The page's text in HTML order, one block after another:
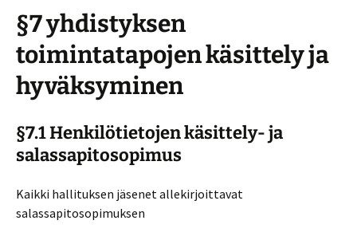
§7 yhdistyksen
toimintatapojen käsittely ja
hyväksyminen
§7.1 Henkilötietojen käsittely- ja
salassapitosopimus
Kaikki hallituksen jäsenet allekirjoittavat
salassapitosopimuksen